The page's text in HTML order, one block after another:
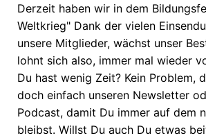
Derzeit haben wir in dem
Weltkrieg" Dank der vielen
unsere Mitglieder, wächst unser
lohnt sich also, immer mal wieder
Du hast wenig Zeit? Kein Problem,
doch einfach unseren Newsletter
Podcast, damit Du immer auf dem
bleibst. Willst Du auch Du etwas